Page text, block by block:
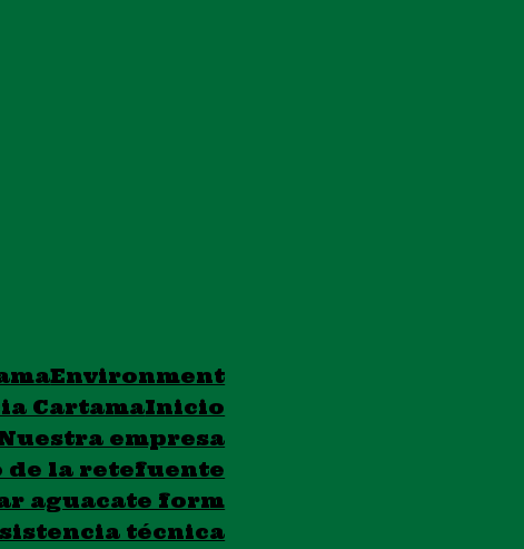
Environment
CartamaInicio
empresa
de la retefuente
aguacate form
técnica